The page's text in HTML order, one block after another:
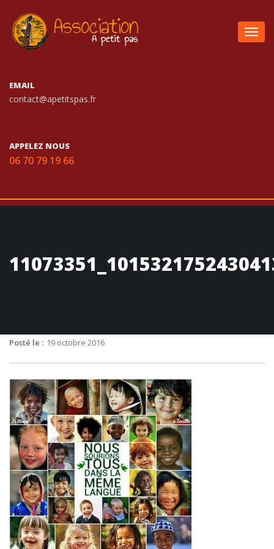
EMAIL
contact@apetitspas.fr
APPELEZ NOUS
06 70 79 19 66
Posté le : 19 octobre 2016